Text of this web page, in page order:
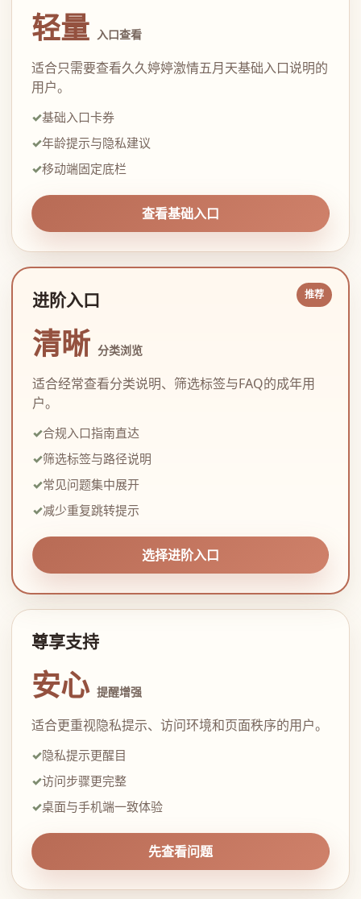
轻量 入口查看
适合只需要查看久久婷婷激情五月天基础入口说明的
用户。
基础入口卡券
年龄提示与隐私建议
移动端固定底栏
查看基础入口
进阶入口
清晰 分类浏览
适合经常查看分类说明、筛选标签与FAQ的成年用
户。
合规入口指南直达
筛选标签与路径说明
常见问题集中展开
减少重复跳转提示
选择进阶入口
尊享支持
安心 提醒增强
适合更重视隐私提示、访问环境和页面秩序的用户。
隐私提示更醒目
访问步骤更完整
桌面与手机端一致体验
先查看问题